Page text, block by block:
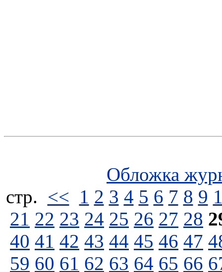
Обложка
стp. << 1 2 3 4 5 6 7 8 9
21 22 23 24 25 26 27 28
40 41 42 43 44 45 46 47
59 60 61 62 63 64 65 66